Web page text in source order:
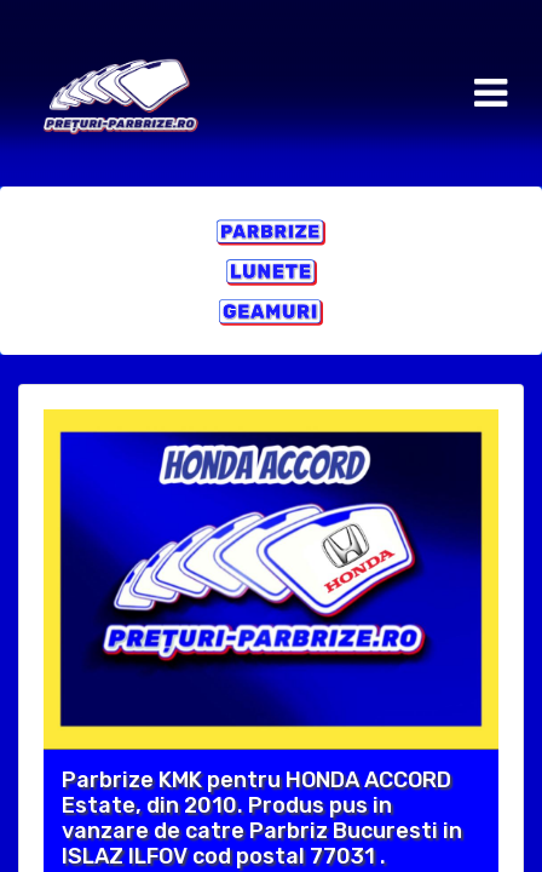
Parbrize KMK pentru HONDA ACCORD
Estate, din 2010. Produs pus in
vanzare de catre Parbriz Bucuresti in
ISLAZ ILFOV cod postal 77031 .